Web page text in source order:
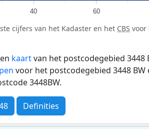
40 60
cijfers van het Kadaster en het CBS voor
kaartvan het postcodegebied 3448
voor het postcodegebied 3448 BW
3448BW.
Definities